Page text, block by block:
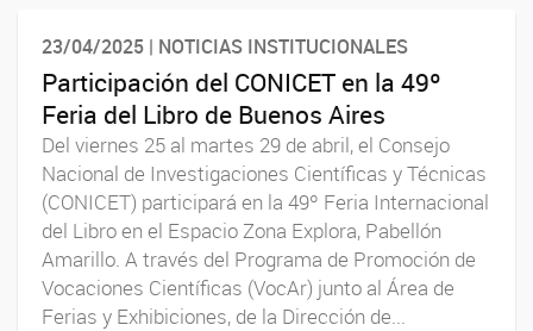
23/04/2025 | NOTICIAS INSTITUCIONALES
Participación del CONICET en la 49º
Feria del Libro de Buenos Aires
Del viernes 25 al martes 29 de abril, el Consejo
Nacional de Investigaciones Científicas y Técnicas
(CONICET) participará en la 49º Feria Internacional
del Libro en el Espacio Zona Explora, Pabellón
Amarillo. A través del Programa de Promoción de
Vocaciones Científicas (VocAr) junto al Área de
Ferias y Exhibiciones, de la Dirección de...